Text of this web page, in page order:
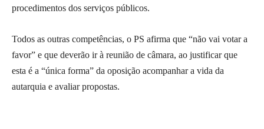
procedimentos dos serviços públicos.
Todos as outras competências, o PS afirma que “não vai votar a
favor” e que deverão ir à reunião de câmara, ao justificar que
esta é a “única forma” da oposição acompanhar a vida da
autarquia e avaliar propostas.